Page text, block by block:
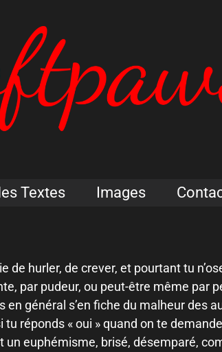
Textes Images
de hurler, de crever, et pourtant tu
par pudeur, ou peut-être même par
en général s’en fiche du malheur des
tu réponds « oui » quand on te
un euphémisme, brisé, désemparé,